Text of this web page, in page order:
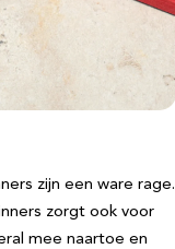
zijn een ware rage.
zorgt ook voor
mee naartoe en